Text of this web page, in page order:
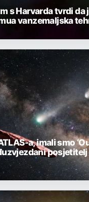
OBJEKTI
s Harvarda tvrdi da
vanzemaljska
a, imali smo